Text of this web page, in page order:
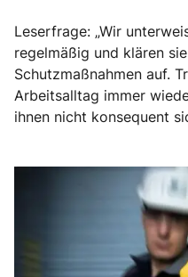
Leserfrage: „Wir
regelmäßig und klären
Schutzmaßnahmen auf.
Arbeitsalltag immer
ihnen nicht konsequent